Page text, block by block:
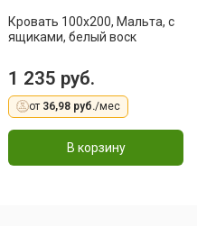
Кровать 100x200, Мальта, с
ящиками, белый воск
1 235 руб.
от 36,98 руб./мес
В корзину